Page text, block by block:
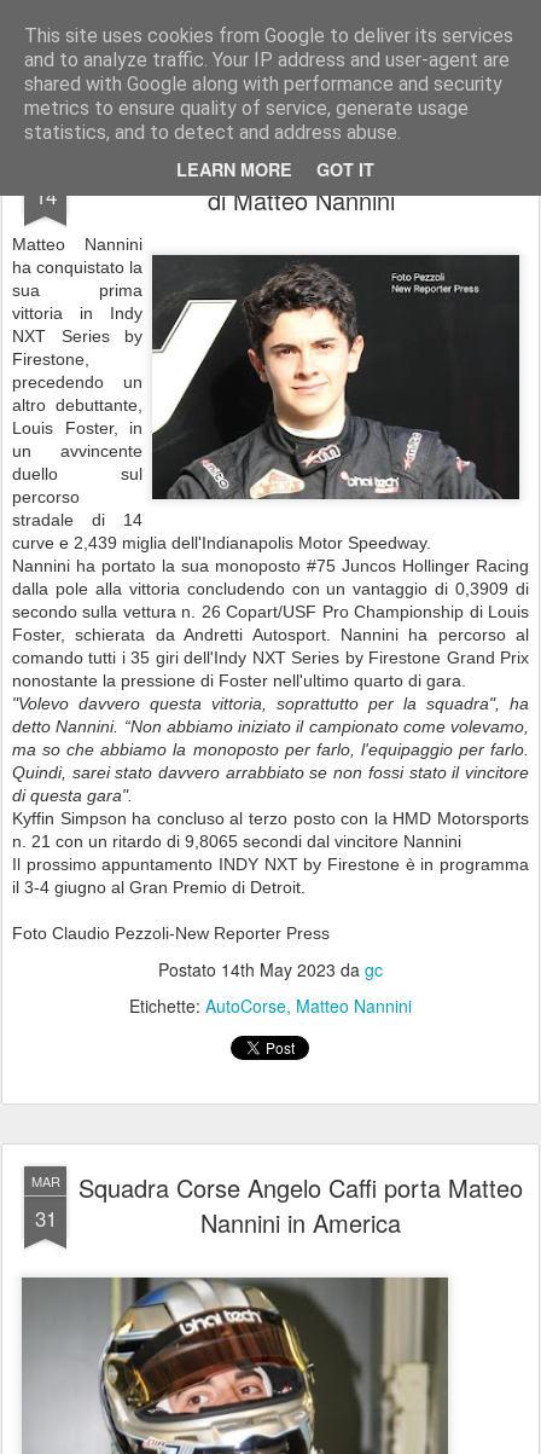
This site uses cookies from Google to deliver its services
and to analyze traffic. Your IP address and user-agent are
shared with Google along with performance and security
metrics to ensure quality of service, generate usage
statistics, and to detect and address abuse.
LEARN MORE GOT IT
AutoMotoCorse. Motorsport Random News 280912
14
Indy NXT Series, prima vittoria americana
di Matteo Nannini
Matteo Nannini
ha conquistato la
sua prima
vittoria in Indy
NXT Series by
Firestone,
precedendo un
altro debuttante,
Louis Foster, in
un avvincente
duello sul
percorso
stradale di 14
curve e 2,439 miglia dell'Indianapolis Motor Speedway.
Nannini ha portato la sua monoposto #75 Juncos Hollinger Racing
dalla pole alla vittoria concludendo con un vantaggio di 0,3909 di
secondo sulla vettura n. 26 Copart/USF Pro Championship di Louis
Foster, schierata da Andretti Autosport. Nannini ha percorso al
comando tutti i 35 giri dell'Indy NXT Series by Firestone Grand Prix
nonostante la pressione di Foster nell'ultimo quarto di gara.
"Volevo davvero questa vittoria, soprattutto per la squadra", ha
detto Nannini. “Non abbiamo iniziato il campionato come volevamo,
ma so che abbiamo la monoposto per farlo, l'equipaggio per farlo.
Quindi, sarei stato davvero arrabbiato se non fossi stato il vincitore
di questa gara".
Kyffin Simpson ha concluso al terzo posto con la HMD Motorsports
n. 21 con un ritardo di 9,8065 secondi dal vincitore Nannini
Il prossimo appuntamento INDY NXT by Firestone è in programma
il 3-4 giugno al Gran Premio di Detroit.
Foto Claudio Pezzoli-New Reporter Press
Postato 14th May 2023 da gc
Etichette: AutoCorse Matteo Nannini
MAR
31
Squadra Corse Angelo Caffi porta Matteo
Nannini in America